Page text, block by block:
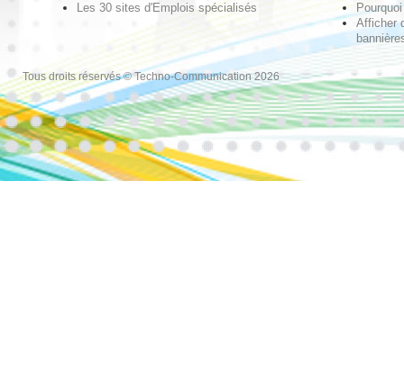
Les 30 sites d'Emplois spécialisés
Afficher
Tous droits réservés © Techno-Communication 2026